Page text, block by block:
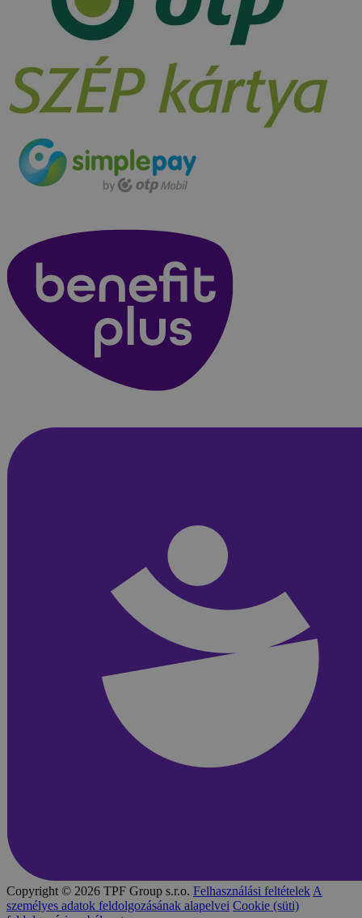
Copyright © 2026 TPF Group s.r.o. Felhasználási feltételek A
személyes adatok feldolgozásának alapelvei Cookie (süti)